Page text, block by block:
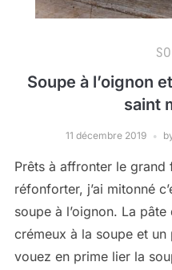
Soupe à l’oignon
saint
11 décembre 2019
Prêts à affronter le grand
réfonforter, j’ai mitonné
soupe à l’oignon. La
crémeux à la soupe et
vouez en prime lier la